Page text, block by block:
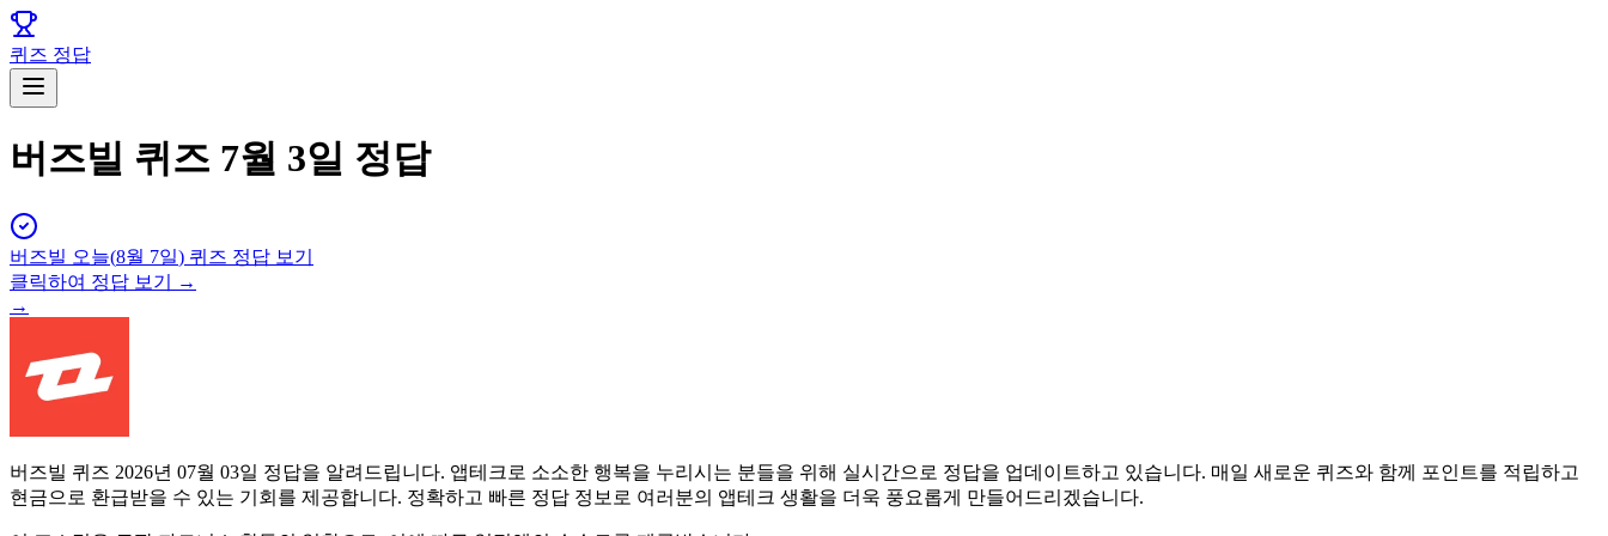
퀴즈 정답
버즈빌 퀴즈 7월 3일 정답
버즈빌 오늘(8월 7일) 퀴즈 정답 보기
클릭하여 정답 보기 →
→
버즈빌 퀴즈 2026년 07월 03일 정답을 알려드립니다. 앱테크로 소소한 행복을 누리시는 분들을 위해 실시간으로 정답을 업데이트하고 있습니다. 매일 새로운 퀴즈와 함께 포인트를 적립하고
현금으로 환급받을 수 있는 기회를 제공합니다. 정확하고 빠른 정답 정보로 여러분의 앱테크 생활을 더욱 풍요롭게 만들어드리겠습니다.